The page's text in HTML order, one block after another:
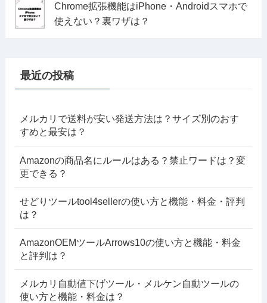
Chrome拡張機能はiPhone・Androidスマホで
使えない？裏ワザは？
最近の投稿
メルカリで送料が安い発送方法は？サイズ別のおす
すめと最安は？
Amazonの商品名にルールはある？禁止ワードは？変
更できる？
せどりツールtool4sellerの使い方と機能・料金・評判
は？
AmazonOEMツールArrows10の使い方と機能・料金
と評判は？
メルカリ自動値下げツール・メルケン自動ツールの
使い方と機能・料金は？